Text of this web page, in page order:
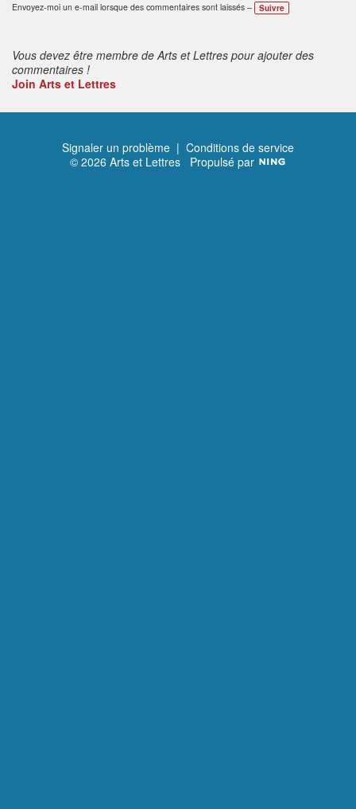
Envoyez-moi un e-mail lorsque des commentaires sont laissés – Suivre
Vous devez être membre de Arts et Lettres pour ajouter des
commentaires !
Join Arts et Lettres
Signaler un problème | Conditions de service
© 2026 Arts et Lettres Propulsé par